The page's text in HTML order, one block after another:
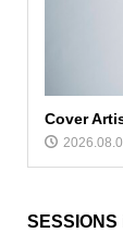
Cover
SESSIONS